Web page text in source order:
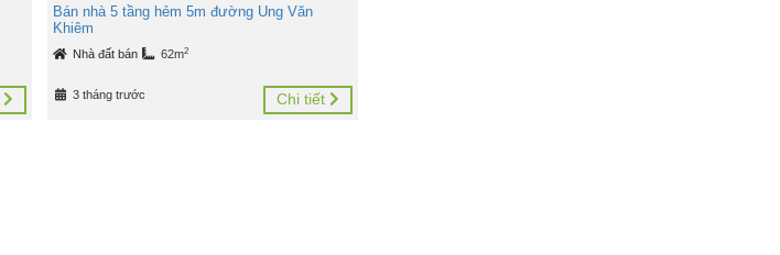
Bán nhà 5 tầng hẻm 5m đường Ung Văn
Khiêm
Nhà đất bán 62m2
3 tháng trước Chi tiết